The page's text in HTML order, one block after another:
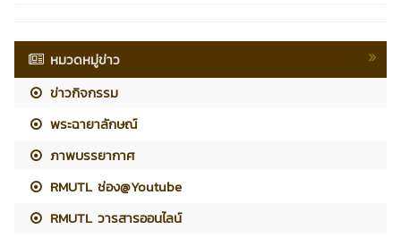
หมวดหมู่ข่าว
ข่าวกิจกรรม
พระฉายาลักษณ์
ภาพบรรยากาศ
RMUTL ช่อง@Youtube
RMUTL วารสารออนไลน์